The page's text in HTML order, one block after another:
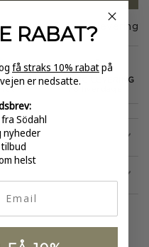
På lager 1-3 dages levering
HURTIG LEVERING
RABAT?
få straks 10% rabatpå
er nedsatte.
Södahl
nyheder
helst